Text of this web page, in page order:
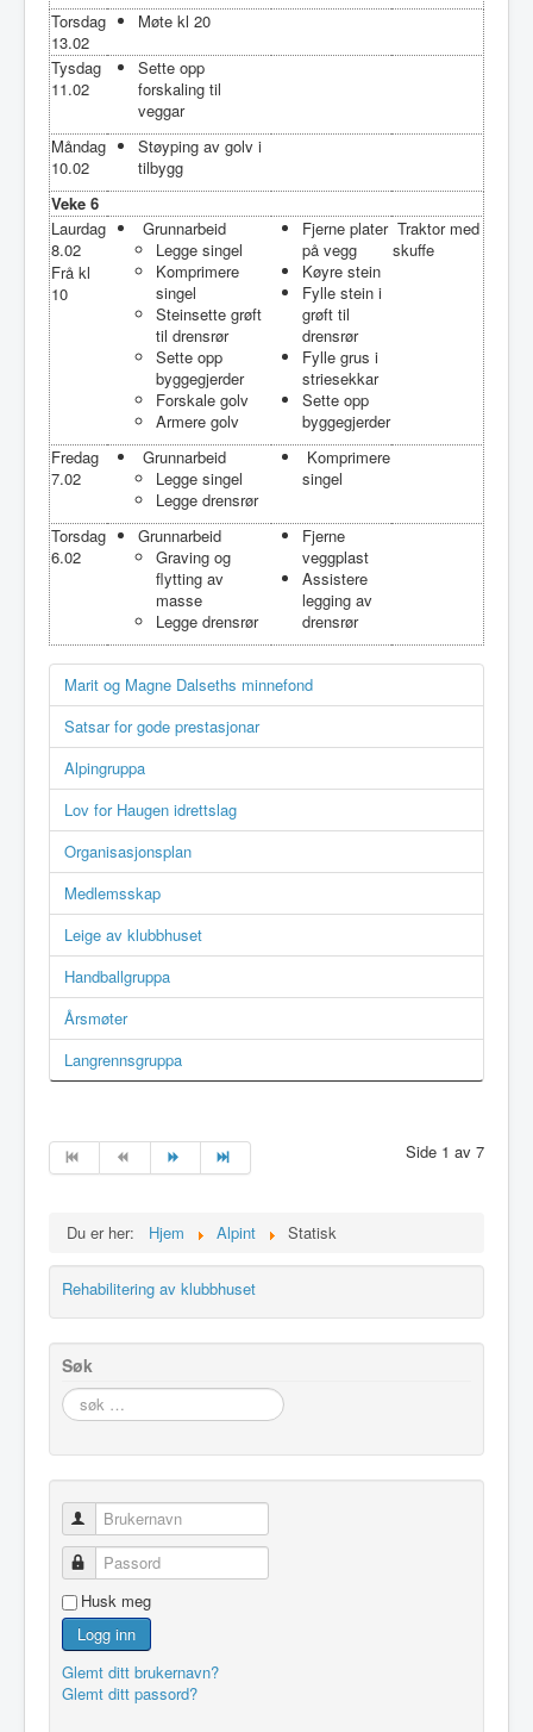
Torsdag
13.02
Møte kl 20
Tysdag
11.02
Sette opp
forskaling til
veggar
Måndag
10.02
Støyping av golv i
tilbygg
Veke 6
Laurdag
8.02
Frå kl
10
Grunnarbeid
Legge singel
Komprimere
singel
Steinsette grøft
til drensrør
Sette opp
byggegjerder
Forskale golv
Armere golv
Fjerne plater
på vegg
Køyre stein
Fylle stein i
grøft til
drensrør
Fylle grus i
striesekkar
Sette opp
byggegjerder
Traktor med
skuffe
Fredag
7.02
Grunnarbeid
Legge singel
Legge drensrør
Komprimere
singel
Torsdag
6.02
Grunnarbeid
Graving og
flytting av
masse
Legge drensrør
Fjerne
veggplast
Assistere
legging av
drensrør
Marit og Magne Dalseths minnefond
Satsar for gode prestasjonar
Alpingruppa
Lov for Haugen idrettslag
Organisasjonsplan
Medlemsskap
Leige av klubbhuset
Handballgruppa
Årsmøter
Langrennsgruppa
Side 1 av 7
Du er her: Hjem Alpint Statisk
Rehabilitering av klubbhuset
Søk
søk
…
Brukernavn
Passord
Husk meg
Logg inn
Glemt ditt brukernavn?
Glemt ditt passord?